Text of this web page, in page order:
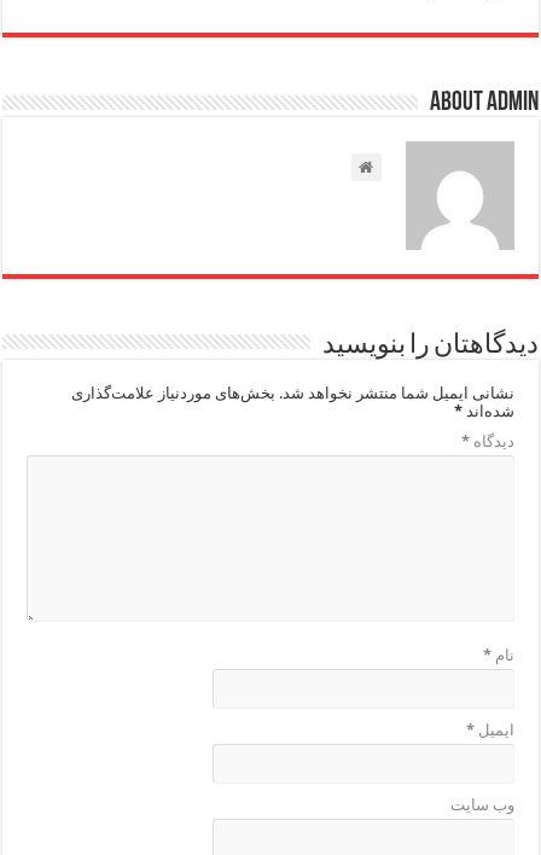
About admin
دیدگاهتان را بنویسید
نشانی ایمیل شما منتشر نخواهد شد. بخش‌های موردنیاز علامت‌گذاری
شده‌اند*
دیدگاه*
نام*
ایمیل*
وب‌ سایت